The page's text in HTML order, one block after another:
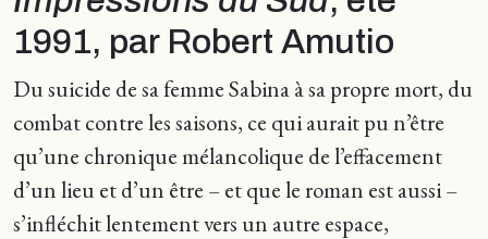
1991, par Robert Amutio
Du suicide de sa femme Sabina à sa propre mort, du
combat contre les saisons, ce qui aurait pu n’être
qu’une chronique mélancolique de l’effacement
d’un lieu et d’un être – et que le roman est aussi –
s’infléchit lentement vers un autre espace,